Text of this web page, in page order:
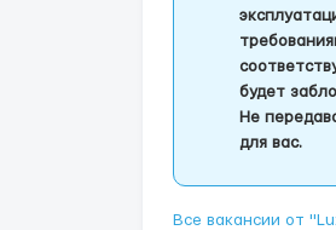
будет
Не
для вас.
Все вакансии от